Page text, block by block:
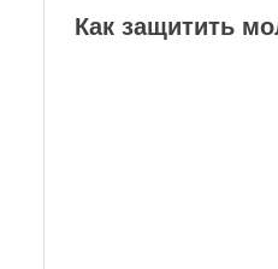
Как защитить